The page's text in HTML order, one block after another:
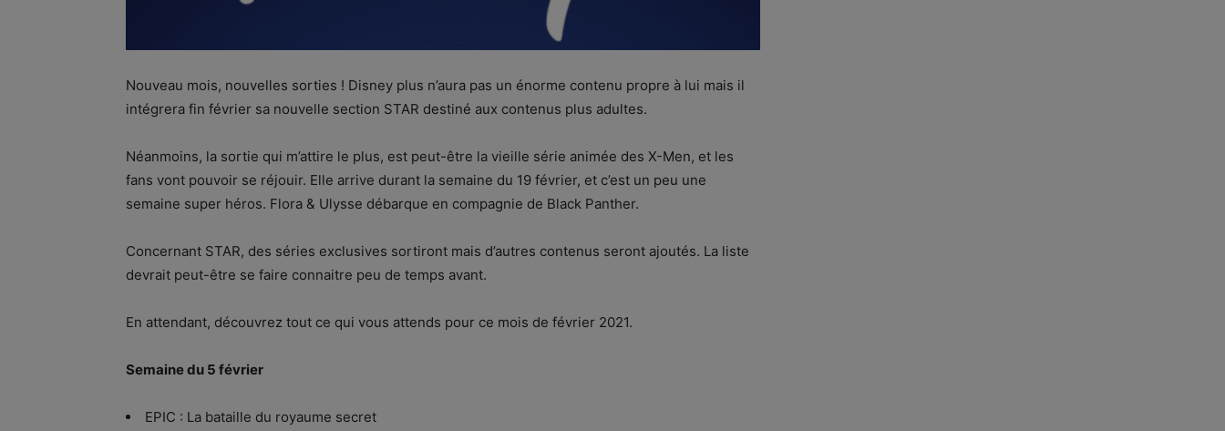
Nouveau mois, nouvelles sorties ! Disney plus n’aura pas un énorme contenu propre à lui mais il
intégrera fin février sa nouvelle section STAR destiné aux contenus plus adultes.
Néanmoins, la sortie qui m’attire le plus, est peut-être la vieille série animée des X-Men, et les
fans vont pouvoir se réjouir. Elle arrive durant la semaine du 19 février, et c’est un peu une
semaine super héros. Flora & Ulysse débarque en compagnie de Black Panther.
Concernant STAR, des séries exclusives sortiront mais d’autres contenus seront ajoutés. La liste
devrait peut-être se faire connaitre peu de temps avant.
En attendant, découvrez tout ce qui vous attends pour ce mois de février 2021.
Semaine du 5 février
EPIC : La bataille du royaume secret